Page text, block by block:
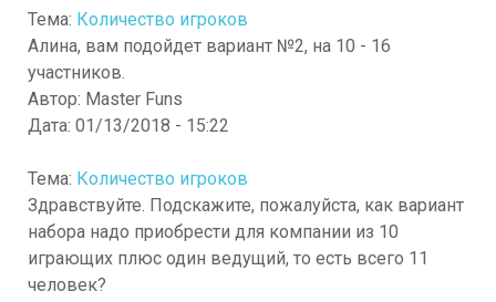
Тема: Количество игроков
Алина, вам подойдет вариант №2, на 10 - 16
участников.
Автор: Master Funs
Дата: 01/13/2018 - 15:22
Тема: Количество игроков
Здравствуйте. Подскажите, пожалуйста, как вариант
набора надо приобрести для компании из 10
играющих плюс один ведущий, то есть всего 11
человек?